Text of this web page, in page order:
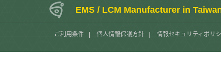
EMS / LCM Manufacturer in
ご利用条件 個人情報保護方針 情報セキュリティポリ